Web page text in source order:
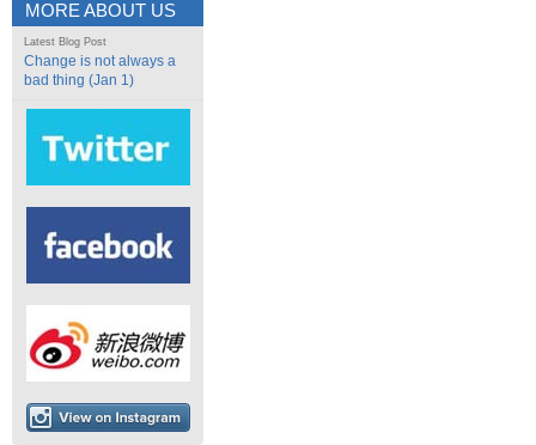
MORE ABOUT US
Latest Blog Post
Change is not always a
bad thing (Jan 1)